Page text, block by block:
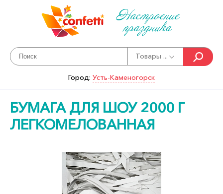
Настроение
праздника
Товары ...
Город: Усть-Каменогорск
БУМАГА ДЛЯ ШОУ 2000 Г
ЛЕГКОМЕЛОВАННАЯ